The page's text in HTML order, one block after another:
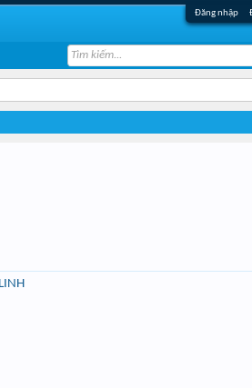
Đăng nhập